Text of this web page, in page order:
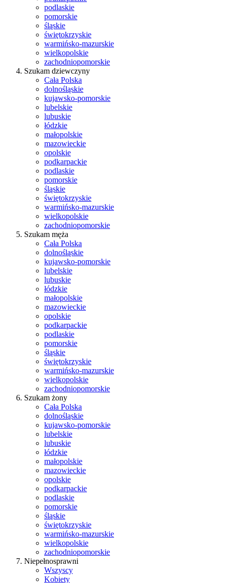
podlaskie
pomorskie
śląskie
świętokrzyskie
warmińsko-mazurskie
wielkopolskie
zachodniopomorskie
Szukam dziewczyny
Cała Polska
dolnośląskie
kujawsko-pomorskie
lubelskie
lubuskie
łódzkie
małopolskie
mazowieckie
opolskie
podkarpackie
podlaskie
pomorskie
śląskie
świętokrzyskie
warmińsko-mazurskie
wielkopolskie
zachodniopomorskie
Szukam męża
Cała Polska
dolnośląskie
kujawsko-pomorskie
lubelskie
lubuskie
łódzkie
małopolskie
mazowieckie
opolskie
podkarpackie
podlaskie
pomorskie
śląskie
świętokrzyskie
warmińsko-mazurskie
wielkopolskie
zachodniopomorskie
Szukam żony
Cała Polska
dolnośląskie
kujawsko-pomorskie
lubelskie
lubuskie
łódzkie
małopolskie
mazowieckie
opolskie
podkarpackie
podlaskie
pomorskie
śląskie
świętokrzyskie
warmińsko-mazurskie
wielkopolskie
zachodniopomorskie
Niepełnosprawni
Wszyscy
Kobiety